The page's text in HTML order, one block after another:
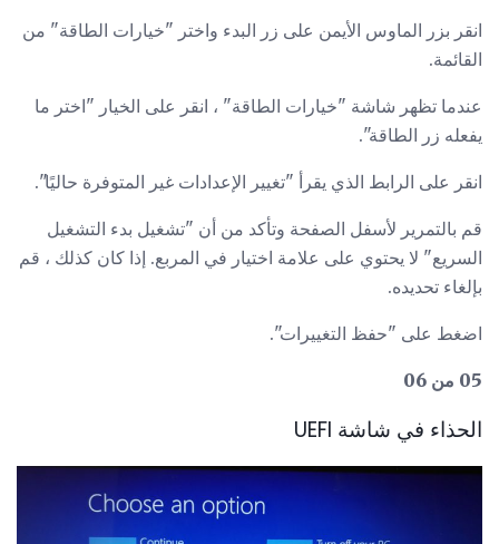
انقر بزر الماوس الأيمن على زر البدء واختر "خيارات الطاقة" من
القائمة.
عندما تظهر شاشة "خيارات الطاقة" ، انقر على الخيار "اختر ما
يفعله زر الطاقة".
انقر على الرابط الذي يقرأ "تغيير الإعدادات غير المتوفرة حاليًا".
قم بالتمرير لأسفل الصفحة وتأكد من أن "تشغيل بدء التشغيل
السريع" لا يحتوي على علامة اختيار في المربع. إذا كان كذلك ، قم
بإلغاء تحديده.
اضغط على "حفظ التغييرات".
05 من 06
الحذاء في شاشة UEFI